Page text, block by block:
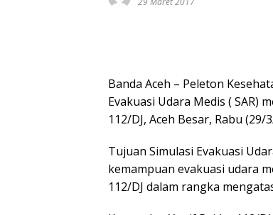
Banda Aceh – Peleton
Evakuasi Udara Medis ( SAR)
112/DJ, Aceh Besar, Rabu (29/
Tujuan Simulasi Evakuasi
kemampuan evakuasi udara
112/DJ dalam rangka